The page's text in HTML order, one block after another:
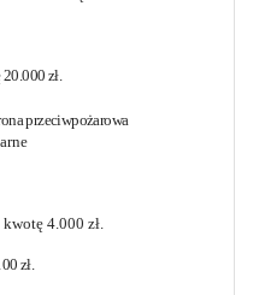
zł.
przeciwpożarowa
kwotę 4.000 zł.
zł.